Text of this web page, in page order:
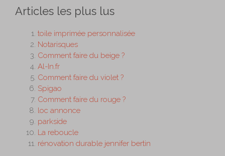
Articles les plus lus
toile imprimée personnalisée
Notarisques
Comment faire du beige ?
Al-In.fr
Comment faire du violet ?
Spigao
Comment faire du rouge ?
loc annonce
parkside
La reboucle
rénovation durable jennifer bertin